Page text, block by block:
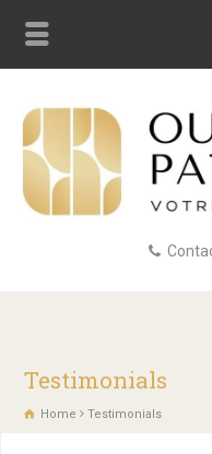
Testimonials
Home Testimonials